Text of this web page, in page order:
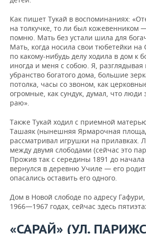
Как пишет Тукай в воспоминаниях:
на толкучке, то ли был кожевенником
помню. Мать без устали шила для
Мать, когда носила свои тюбетейки на
по какому-нибудь делу ходила в дом к
иногда и меня с собою. Я, разглядывая
убранство богатого дома, большие
потолка, часы со звоном, как
огромные, как сундук, думал, что люди
раю».
Также Тукай ходил с приемной
Ташаяк (нынешняя Ярмарочная
рассматривал игрушки на прилавках.
между двумя слободами (сейчас это
Прожив так с середины 1891 до начала
вернулся в деревню Училе — его
опасались оставить его одного.
Дом в Новой слободе по адресу
1966—1967 годах, сейчас здесь
«САРАЙ» (УЛ.